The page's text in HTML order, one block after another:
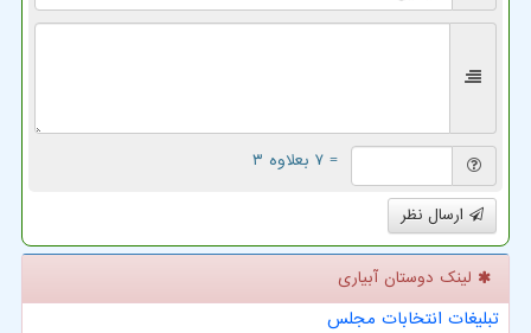
= ۷ بعلاوه ۳
ارسال نظر
لینک دوستان آبیاری
تبلیغات انتخابات مجلس